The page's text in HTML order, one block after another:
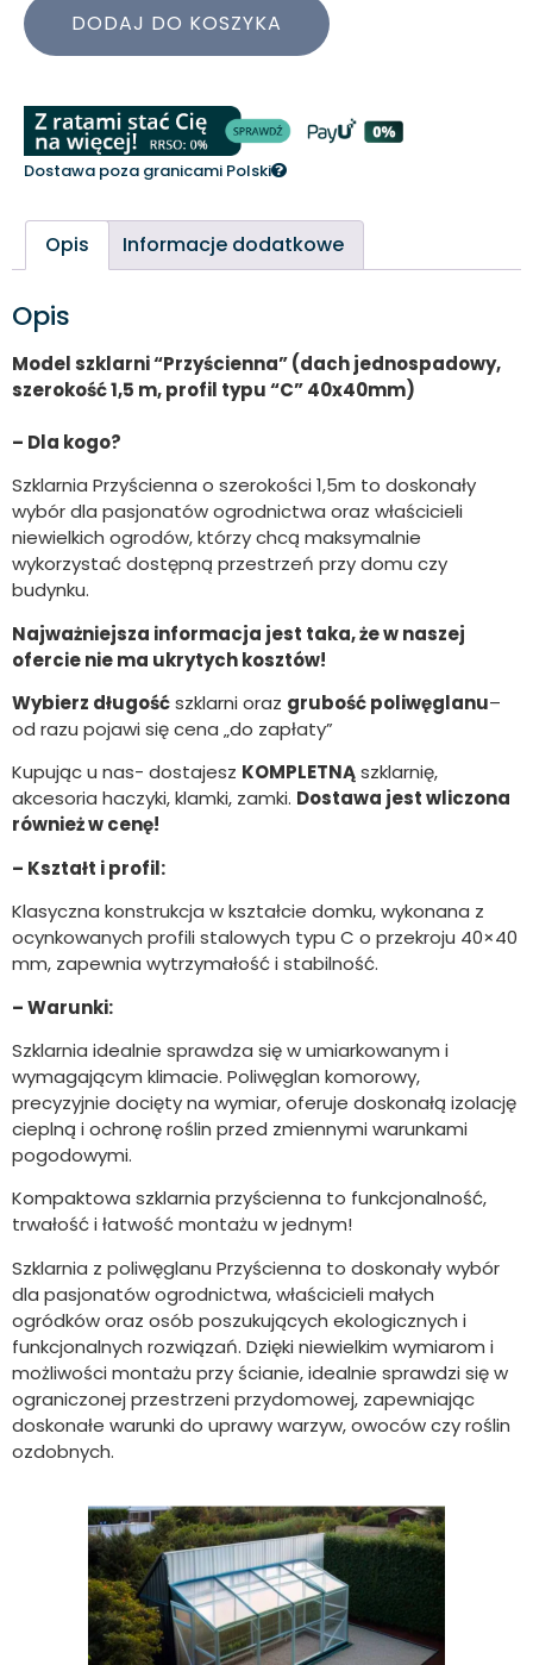
DODAJ DO KOSZYKA
Dostawa poza granicami Polski
Opis Informacje dodatkowe
Opis
Model szklarni “Przyścienna” (dach jednospadowy,
szerokość 1,5 m, profil typu “C” 40x40mm)
– Dla kogo?
Szklarnia Przyścienna o szerokości 1,5m to doskonały
wybór dla pasjonatów ogrodnictwa oraz właścicieli
niewielkich ogrodów, którzy chcą maksymalnie
wykorzystać dostępną przestrzeń przy domu czy
budynku.
Najważniejsza informacja jest taka, że w naszej
ofercie nie ma ukrytych kosztów!
Wybierz długośćszklarni oraz grubość poliwęglanu–
od razu pojawi się cena „do zapłaty”
Kupując u nas- dostajesz KOMPLETNĄszklarnię,
akcesoria haczyki, klamki, zamki. Dostawa jest wliczona
również w cenę!
– Kształt i profil:
Klasyczna konstrukcja w kształcie domku, wykonana z
ocynkowanych profili stalowych typu C o przekroju 40×40
mm, zapewnia wytrzymałość i stabilność.
– Warunki:
Szklarnia idealnie sprawdza się w umiarkowanym i
wymagającym klimacie. Poliwęglan komorowy,
precyzyjnie docięty na wymiar, oferuje doskonałą izolację
cieplną i ochronę roślin przed zmiennymi warunkami
pogodowymi.
Kompaktowa szklarnia przyścienna to funkcjonalność,
trwałość i łatwość montażu w jednym!
Szklarnia z poliwęglanu Przyścienna to doskonały wybór
dla pasjonatów ogrodnictwa, właścicieli małych
ogródków oraz osób poszukujących ekologicznych i
funkcjonalnych rozwiązań. Dzięki niewielkim wymiarom i
możliwości montażu przy ścianie, idealnie sprawdzi się w
ograniczonej przestrzeni przydomowej, zapewniając
doskonałe warunki do uprawy warzyw, owoców czy roślin
ozdobnych.